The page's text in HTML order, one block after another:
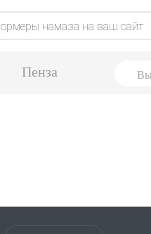
намаза на ваш сайт
Пенза